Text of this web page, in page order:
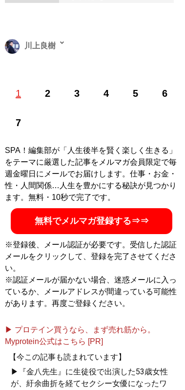
1 2 3 4 5 6
7
川上良樹
ルなどのプロモーション取材を手掛ける。ワンドリンク
記事一覧へ
SPA！編集部が「人生後半を賢く楽しく生きる」
をテーマに厳選した記事をメルマガ会員限定で毎
週金曜日にメールでお届けします。仕事・お金・
性・人間関係…人生を豊かにする秘訣が見つかり
ます。無料・10秒で完了です。
無料でメルマガ登録する⇒⇒
※登録後、メール認証が必要です。受信した認証
メールをクリックして、登録を完了させてくださ
い。
※認証メールが届かない場合、迷惑メールに入っ
ているか、メールアドレスが間違っている可能性
があります。再度ご登録ください。
▶ プロテイン買うなら、まず売れ筋から。
Myprotein公式はこちら [PR]
【今この記事も読まれています】
▶『金八先生』に生徒役で出演した53歳女性
が、紆余曲折を経てセクシー女優になったワ